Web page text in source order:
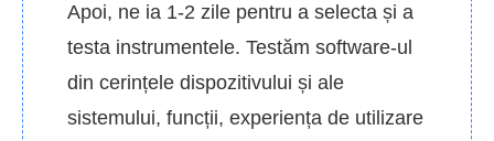
Apoi, ne ia 1-2 zile pentru a selecta și a
testa instrumentele. Testăm software-ul
din cerințele dispozitivului și ale
sistemului, funcții, experiența de utilizare